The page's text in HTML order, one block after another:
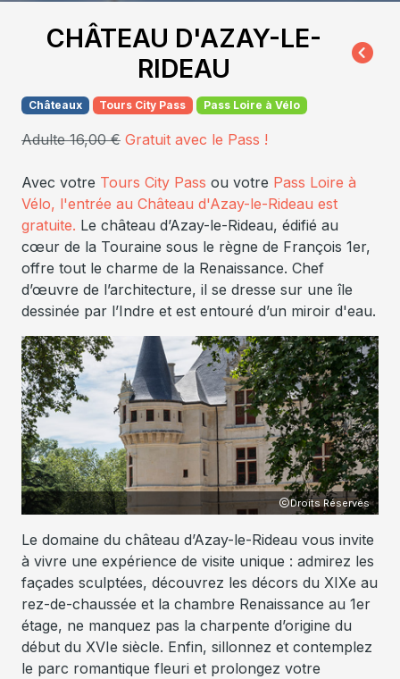
CHÂTEAU D'AZAY-LE-
RIDEAU
Châteaux Tours City Pass Pass Loire à Vélo
Adulte 16,00 € Gratuit avec le Pass !
Avec votre Tours City Pass ou votre Pass Loire à
Vélo, l'entrée au Château d'Azay-le-Rideau est
gratuite. Le château d’Azay-le-Rideau, édifié au
cœur de la Touraine sous le règne de François 1er,
offre tout le charme de la Renaissance. Chef
d’œuvre de l’architecture, il se dresse sur une île
dessinée par l’Indre et est entouré d’un miroir d'eau.
Droits Réservés
Le domaine du château d’Azay-le-Rideau vous invite
à vivre une expérience de visite unique : admirez les
façades sculptées, découvrez les décors du XIXe au
rez-de-chaussée et la chambre Renaissance au 1er
étage, ne manquez pas la charpente d’origine du
début du XVIe siècle. Enfin, sillonnez et contemplez
le parc romantique fleuri et prolongez votre